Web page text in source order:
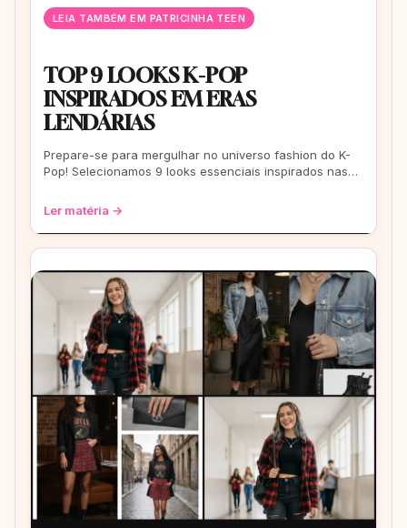
LEIA TAMBÉM EM PATRICINHA TEEN
TOP 9 LOOKS K-POP
INSPIRADOS EM ERAS
LENDÁRIAS
Prepare-se para mergulhar no universo fashion do K-
Pop! Selecionamos 9 looks essenciais inspirados nas
Ler matéria →